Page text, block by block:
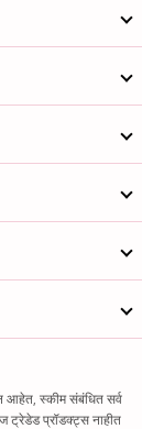
आहेत, स्कीम संबंधित सर्व
ट्रेडेड प्रॉडक्ट्स नाहीत